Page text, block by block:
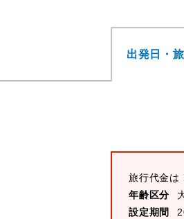
出発日・
旅行代金は
年齢区分
設定期間